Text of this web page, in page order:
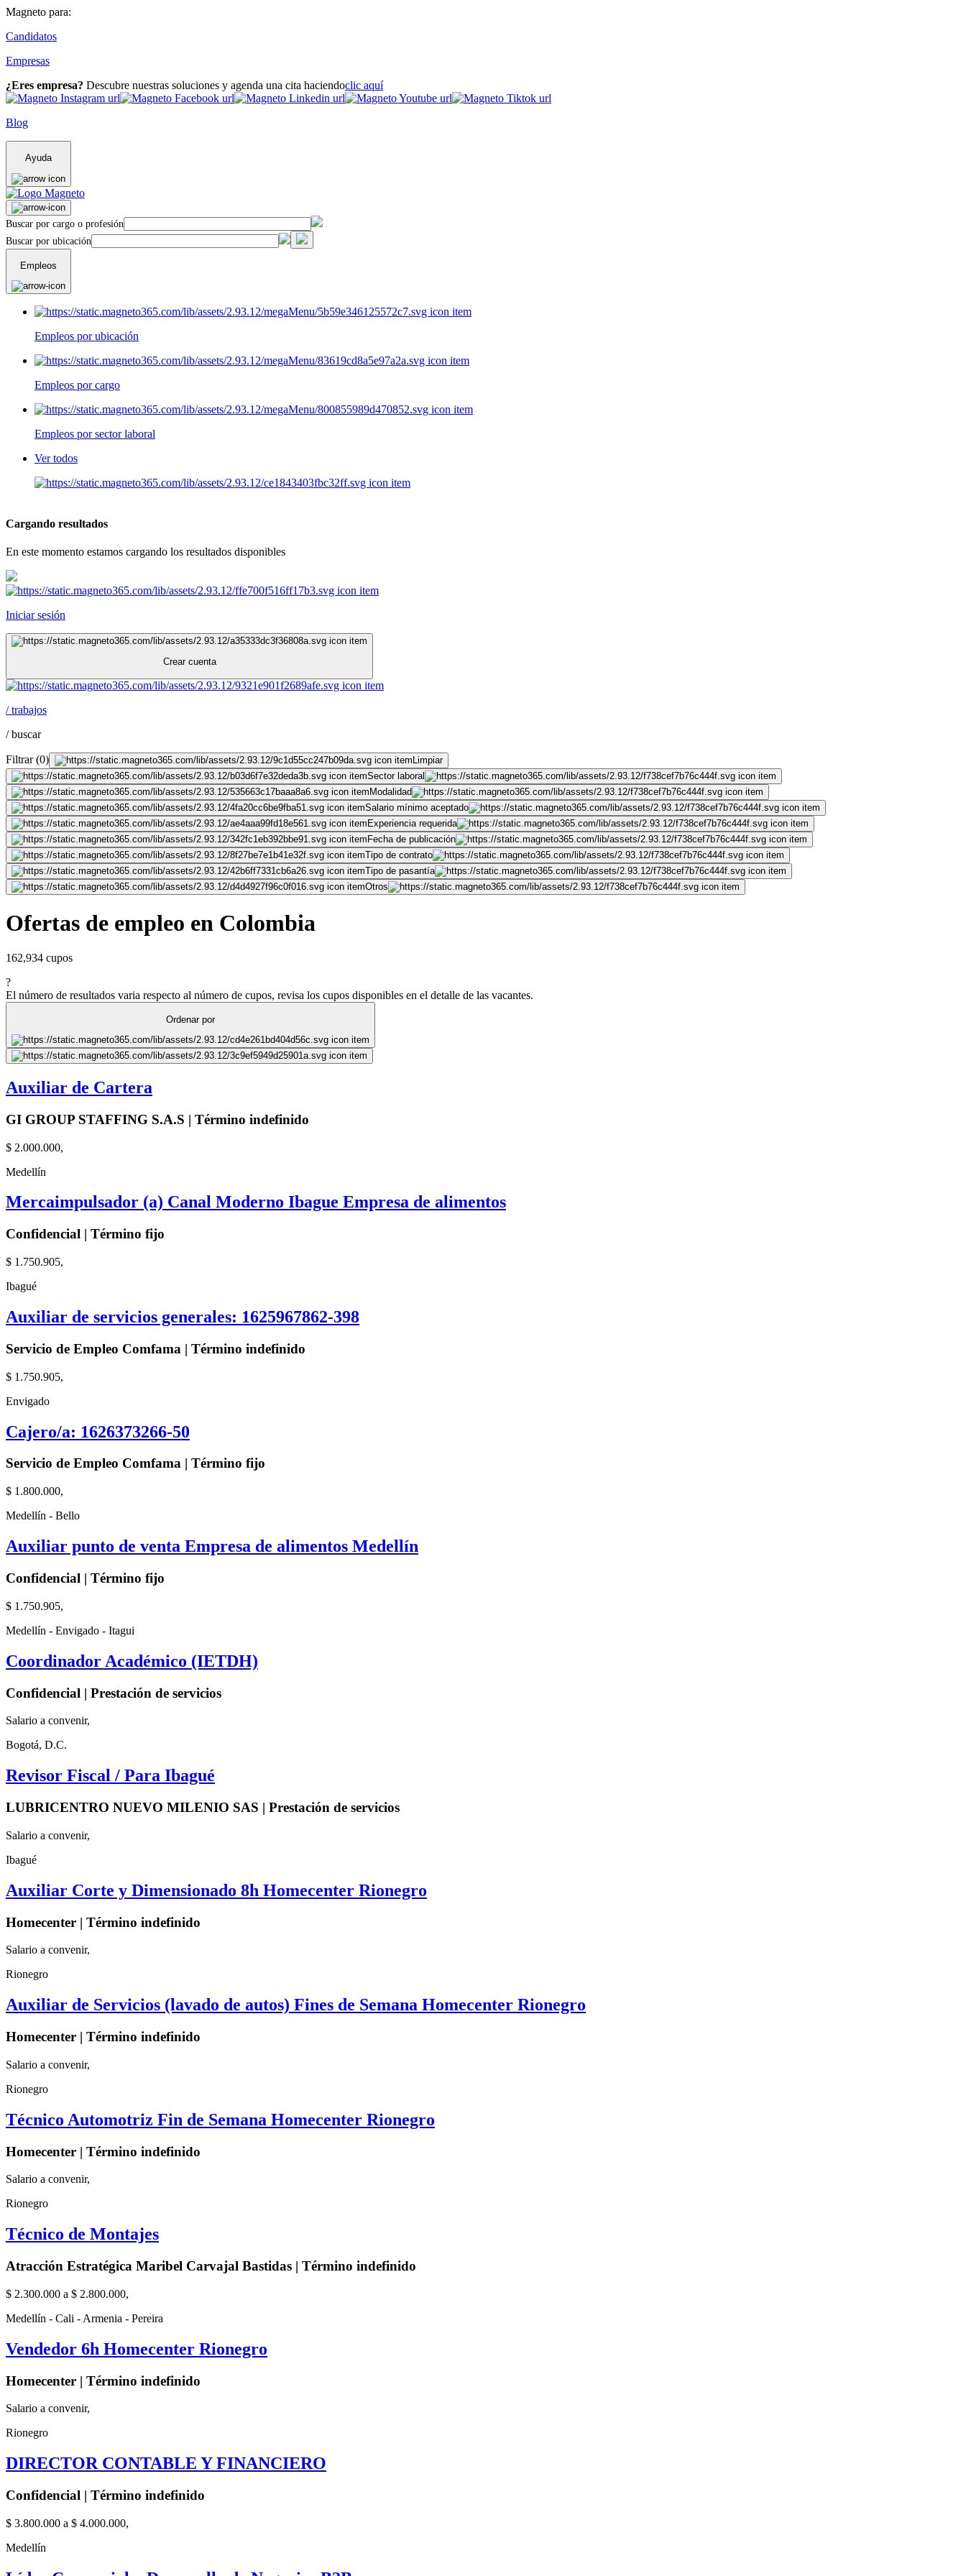
Magneto para:
Candidatos
Empresas
¿Eres empresa? Descubre nuestras soluciones y agenda una cita haciendoclic aquí
Blog
Ayuda
Buscar por cargo o profesión
Buscar por ubicación
Empleos
Empleos por ubicación
Empleos por cargo
Empleos por sector laboral
Ver todos
Cargando resultados
En este momento estamos cargando los resultados disponibles
Iniciar sesión
Crear cuenta
/trabajos
/buscar
Filtrar(0)
Limpiar
Sector laboral
Modalidad
Salario mínimo aceptado
Experiencia requerida
Fecha de publicación
Tipo de contrato
Tipo de pasantía
Otros
Ofertas de empleo en Colombia
162,934 cupos
?
El número de resultados varia respecto al número de cupos, revisa los cupos disponibles en el detalle de las vacantes.
Ordenar por
Auxiliar de Cartera
GI GROUP STAFFING S.A.S | Término indefinido
$ 2.000.000,
Medellín
Mercaimpulsador (a) Canal Moderno Ibague Empresa de alimentos
Confidencial | Término fijo
$ 1.750.905,
Ibagué
Auxiliar de servicios generales: 1625967862-398
Servicio de Empleo Comfama | Término indefinido
$ 1.750.905,
Envigado
Cajero/a: 1626373266-50
Servicio de Empleo Comfama | Término fijo
$ 1.800.000,
Medellín - Bello
Auxiliar punto de venta Empresa de alimentos Medellín
Confidencial | Término fijo
$ 1.750.905,
Medellín - Envigado - Itagui
Coordinador Académico (IETDH)
Confidencial | Prestación de servicios
Salario a convenir,
Bogotá, D.C.
Revisor Fiscal / Para Ibagué
LUBRICENTRO NUEVO MILENIO SAS | Prestación de servicios
Salario a convenir,
Ibagué
Auxiliar Corte y Dimensionado 8h Homecenter Rionegro
Homecenter | Término indefinido
Salario a convenir,
Rionegro
Auxiliar de Servicios (lavado de autos) Fines de Semana Homecenter Rionegro
Homecenter | Término indefinido
Salario a convenir,
Rionegro
Técnico Automotriz Fin de Semana Homecenter Rionegro
Homecenter | Término indefinido
Salario a convenir,
Rionegro
Técnico de Montajes
Atracción Estratégica Maribel Carvajal Bastidas | Término indefinido
$ 2.300.000 a $ 2.800.000,
Medellín - Cali - Armenia - Pereira
Vendedor 6h Homecenter Rionegro
Homecenter | Término indefinido
Salario a convenir,
Rionegro
DIRECTOR CONTABLE Y FINANCIERO
Confidencial | Término indefinido
$ 3.800.000 a $ 4.000.000,
Medellín